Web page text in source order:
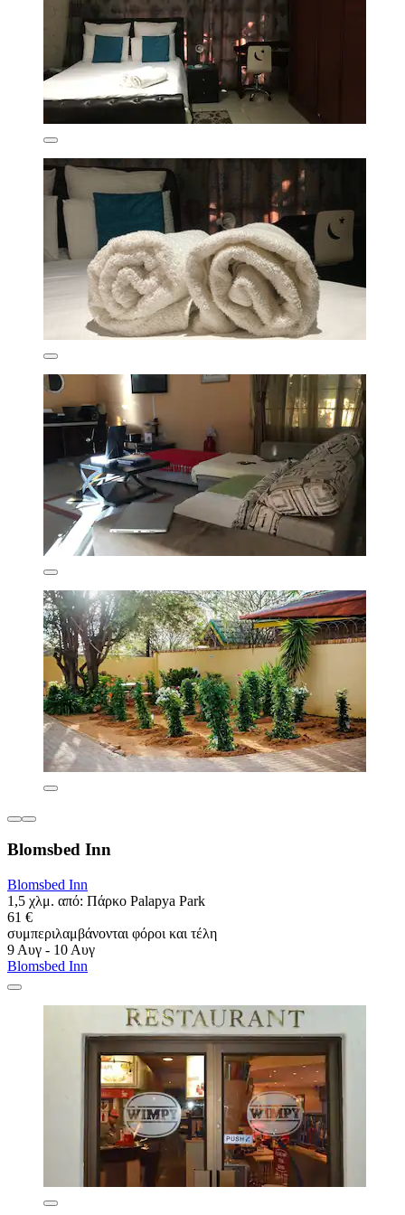
Blomsbed Inn
Blomsbed Inn
1,5 χλμ. από: Πάρκο Palapya Park
61 €
συμπεριλαμβάνονται φόροι και τέλη
9 Αυγ - 10 Αυγ
Blomsbed Inn